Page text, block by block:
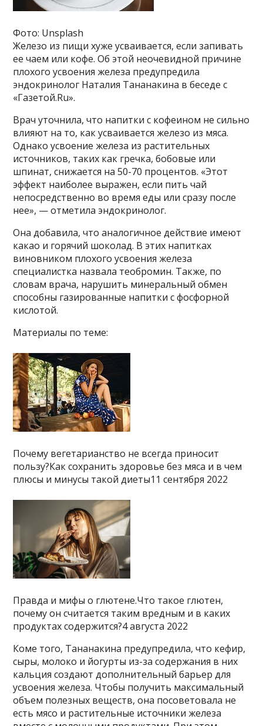
Фото: Unsplash
Железо из пищи хуже усваивается, если запивать
ее чаем или кофе. Об этой неочевидной причине
плохого усвоения железа предупредила
эндокринолог Наталия Тананакина в беседе с
«Газетой.Ru».
Врач уточнила, что напитки с кофеином не сильно
влияют на то, как усваивается железо из мяса.
Однако усвоение железа из растительных
источников, таких как гречка, бобовые или
шпинат, снижается на 50-70 процентов. «Этот
эффект наиболее выражен, если пить чай
непосредственно во время еды или сразу после
нее», — отметила эндокринолог.
Она добавила, что аналогичное действие имеют
какао и горячий шоколад. В этих напитках
виновником плохого усвоения железа
специалистка назвала теобромин. Также, по
словам врача, нарушить минеральный обмен
способны газированные напитки с фосфорной
кислотой.
Материалы по теме:
Почему вегетарианство не всегда приносит
пользу?Как сохранить здоровье без мяса и в чем
плюсы и минусы такой диеты11 сентября 2022
Правда и мифы о глютене.Что такое глютен,
почему он считается таким вредным и в каких
продуктах содержится?4 августа 2022
Коме того, Тананакина предупредила, что кефир,
сыры, молоко и йогурты из-за содержания в них
кальция создают дополнительный барьер для
усвоения железа. Чтобы получить максимальный
объем полезных веществ, она посоветовала не
есть мясо и растительные источники железа